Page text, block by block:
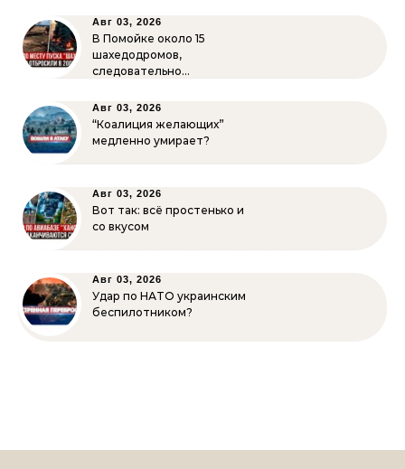
Авг 03, 2026
В Помойке около 15
шахедодромов,
следовательно…
Авг 03, 2026
“Коалиция желающих”
медленно умирает?
Авг 03, 2026
Вот так: всё простенько и
со вкусом
Авг 03, 2026
Удар по НАТО украинским
беспилотником?